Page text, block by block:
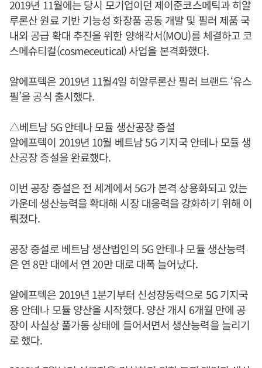
2019년 11월에는 당시 모기업이던 제이준코스메틱과 히알
루론산 원료 기반 기능성 화장품 공동 개발 및 필러 제품 국
내외 공급 확대 추진을 위한 양해각서(MOU)를 체결하고 코
스메슈티컬(cosmeceutical) 사업을 본격화했다.
알에프텍은 2019년 11월4일 히알루론산 필러 브랜드 ‘유스
필’을 공식 출시했다.
△베트남 5G 안테나 모듈 생산공장 증설
알에프텍이 2019년 10월 베트남 5G 기지국 안테나 모듈 생
산공장 증설을 완료했다.
이번 공장 증설은 전 세계에서 5G가 본격 상용화되고 있는
가운데 생산능력을 확대해 시장 대응력을 강화하기 위해 이
뤄졌다.
공장 증설로 베트남 생산법인의 5G 안테나 모듈 생산능력
은 연 8만 대에서 연 20만 대로 대폭 늘어났다.
알에프텍은 2019년 1분기부터 신성장동력으로 5G 기지국
용 안테나 모듈 양산을 시작했다. 양산 개시 6개월 만에 공
장이 사실상 풀가동 상태에 들어서면서 생산능력을 늘리기
로 했다.